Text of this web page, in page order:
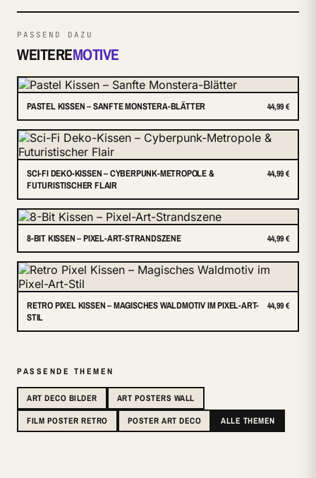
PASSEND DAZU
WEITEREMOTIVE
PASTEL KISSEN – SANFTE MONSTERA-BLÄTTER 44,99 €
SCI-FI DEKO-KISSEN – CYBERPUNK-METROPOLE &
FUTURISTISCHER FLAIR
44,99 €
8-BIT KISSEN – PIXEL-ART-STRANDSZENE 44,99 €
RETRO PIXEL KISSEN – MAGISCHES WALDMOTIV IM PIXEL-ART-
STIL
44,99 €
PASSENDE THEMEN
ART DECO BILDER
ART POSTERS WALL
FILM POSTER RETRO
POSTER ART DECO ALLE THEMEN